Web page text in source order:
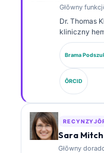
Głōwny
Dr. Thomas
kliniczny
analizie
Jako Chief
kliniczny
wytwornego
obszernie
diagnostyki
laboratoryjnej.
Brama
ÔRCID
Sara
Głōwny